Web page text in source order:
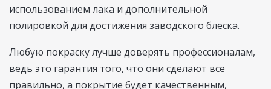
использованием лака и дополнительной
полировкой для достижения заводского блеска.
Любую покраску лучше доверять профессионалам,
ведь это гарантия того, что они сделают все
правильно, а покрытие будет качественным,